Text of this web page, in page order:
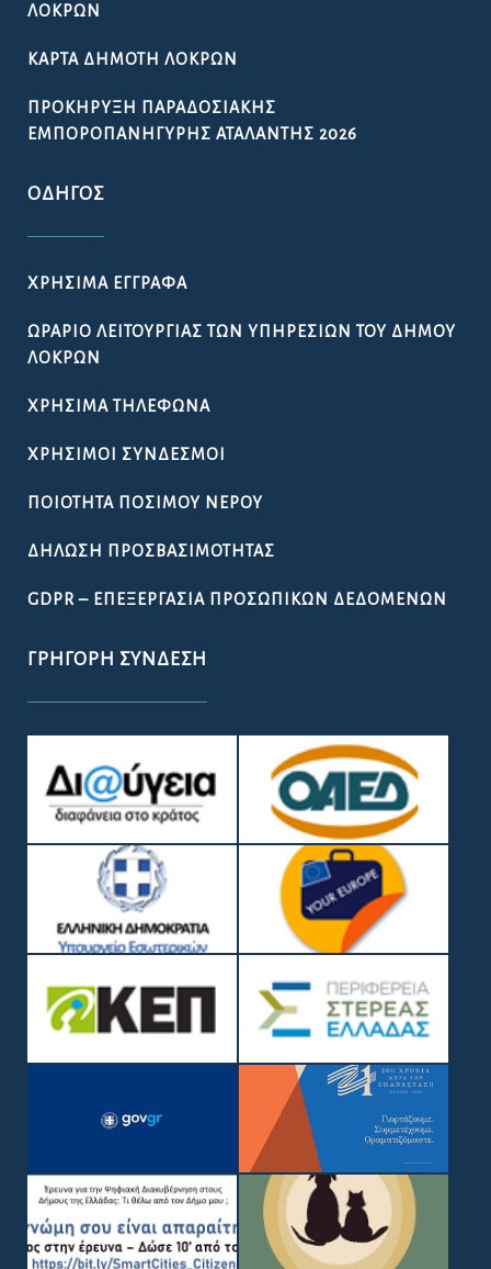
ΛΟΚΡΏΝ
ΚΆΡΤΑ ΔΗΜΌΤΗ ΛΟΚΡΏΝ
ΠΡΟΚΉΡΥΞΗ ΠΑΡΑΔΟΣΙΑΚΉΣ
ΕΜΠΟΡΟΠΑΝΉΓΥΡΗΣ ΑΤΑΛΆΝΤΗΣ 2026
ΟΔΗΓΌΣ
ΧΡΉΣΙΜΑ ΈΓΓΡΑΦΑ
ΩΡΆΡΙΟ ΛΕΙΤΟΥΡΓΊΑΣ ΤΩΝ ΥΠΗΡΕΣΙΏΝ ΤΟΥ ΔΉΜΟΥ
ΛΟΚΡΏΝ
ΧΡΉΣΙΜΑ ΤΗΛΈΦΩΝΑ
ΧΡΉΣΙΜΟΙ ΣΎΝΔΕΣΜΟΙ
ΠΟΙΌΤΗΤΑ ΠΌΣΙΜΟΥ ΝΕΡΟΎ
ΔΉΛΩΣΗ ΠΡΟΣΒΑΣΙΜΌΤΗΤΑΣ
GDPR – ΕΠΕΞΕΡΓΑΣΙΑ ΠΡΟΣΩΠΙΚΩΝ ΔΕΔΟΜΕΝΩΝ
ΓΡΉΓΟΡΗ ΣΎΝΔΕΣΗ